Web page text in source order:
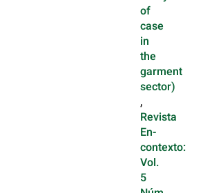
of
case
in
the
garment
sector)
,
Revista
En-
contexto:
Vol.
5